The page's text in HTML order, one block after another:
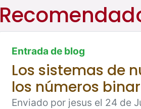
Entrada de blog
Los sistemas de
los números
Enviado por jesus el 24 de